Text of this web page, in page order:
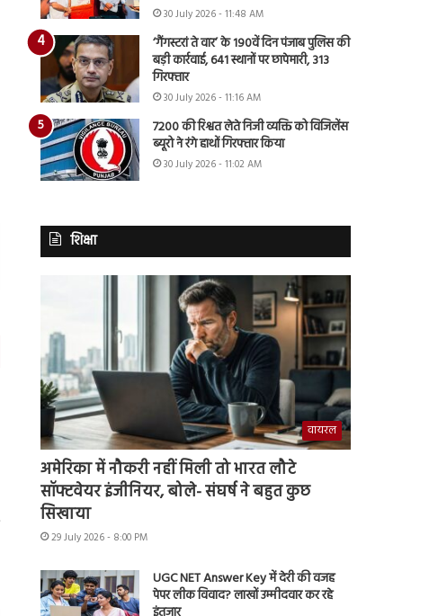
30 July 2026 - 11:48 AM
‘गैंगस्टरां ते वार’ के 190वें दिन पंजाब पुलिस की
बड़ी कार्रवाई, 641 स्थानों पर छापेमारी, 313
गिरफ्तार
30 July 2026 - 11:16 AM
7200 की रिश्वत लेते निजी व्यक्ति को विजिलेंस
ब्यूरो ने रंगे हाथों गिरफ्तार किया
30 July 2026 - 11:02 AM
शिक्षा
वायरल
अमेरिका में नौकरी नहीं मिली तो भारत लौटे
सॉफ्टवेयर इंजीनियर, बोले- संघर्ष ने बहुत कुछ
सिखाया
29 July 2026 - 8:00 PM
UGC NET Answer Key में देरी की वजह
पेपर लीक विवाद? लाखों उम्मीदवार कर रहे